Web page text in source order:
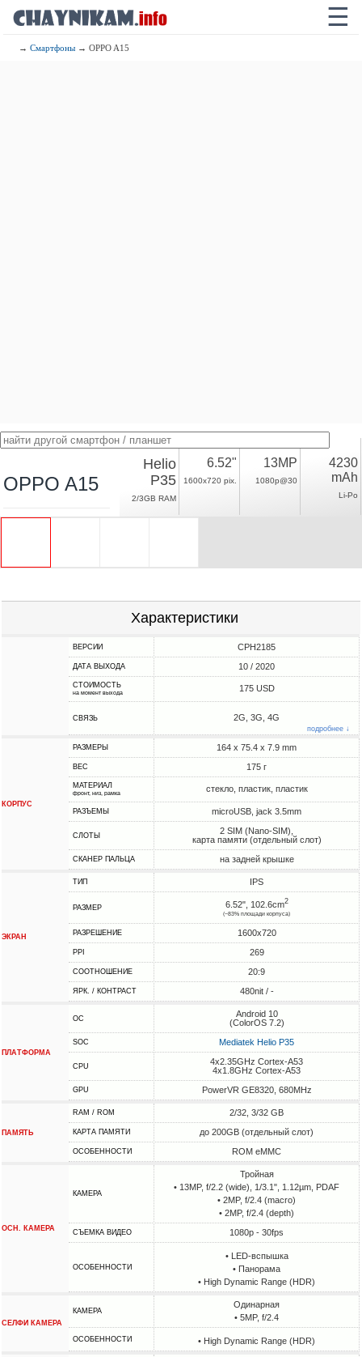
☰
→Смартфоны → OPPO A15
OPPO A15
Helio
P35
2/3GB RAM
6.52"
1600x720 pix.
13MP
1080p@30
4230
mAh
Li-Po
Характеристики
ВЕРСИИ CPH2185
ДАТА ВЫХОДА 10 / 2020
СТОИМОСТЬ
на момент выхода 175 USD
СВЯЗЬ 2G, 3G, 4G
подробнее ↓
КОРПУС
РАЗМЕРЫ 164 x 75.4 x 7.9 mm
ВЕС 175 г
МАТЕРИАЛ
фронт, низ, рамка стекло, пластик, пластик
РАЗЪЕМЫ microUSB, jack 3.5mm
СЛОТЫ
2 SIM (Nano-SIM),
карта памяти (отдельный слот)
СКАНЕР ПАЛЬЦА на задней крышке
ЭКРАН
ТИП IPS
РАЗМЕР 6.52", 102.6cm2
(~83% площади корпуса)
РАЗРЕШЕНИЕ 1600x720
PPI 269
СООТНОШЕНИЕ 20:9
ЯРК. / КОНТРАСТ 480nit / -
ПЛАТФОРМА
ОС
Android 10
(ColorOS 7.2)
SOC Mediatek Helio P35
CPU
4x2.35GHz Cortex-A53
4x1.8GHz Cortex-A53
GPU PowerVR GE8320, 680MHz
ПАМЯТЬ
RAM / ROM 2/32, 3/32 GB
КАРТА ПАМЯТИ до 200GB (отдельный слот)
ОСОБЕННОСТИ ROM eMMC
ОСН. КАМЕРА
КАМЕРА
Тройная
• 13MP, f/2.2 (wide), 1/3.1", 1.12µm, PDAF
• 2MP, f/2.4 (macro)
• 2MP, f/2.4 (depth)
СЪЕМКА ВИДЕО 1080p - 30fps
ОСОБЕННОСТИ
• LED-вспышка
• Панорама
• High Dynamic Range (HDR)
СЕЛФИ КАМЕРА
КАМЕРА
Одинарная
• 5MP, f/2.4
ОСОБЕННОСТИ • High Dynamic Range (HDR)